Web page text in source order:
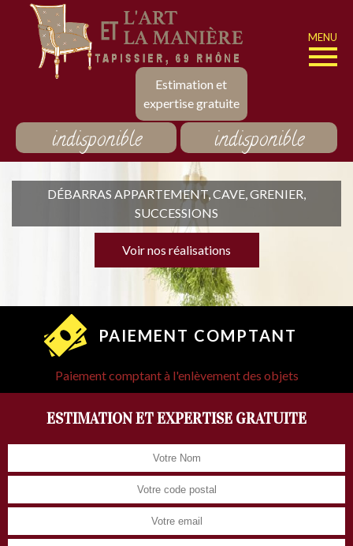
Estimation et
expertise gratuite
MENU
indisponible indisponible
DÉBARRAS APPARTEMENT, CAVE, GRENIER,
SUCCESSIONS
Voir nos réalisations
PAIEMENT COMPTANT
Paiement comptant à l'enlèvement des objets
ESTIMATION ET EXPERTISE GRATUITE